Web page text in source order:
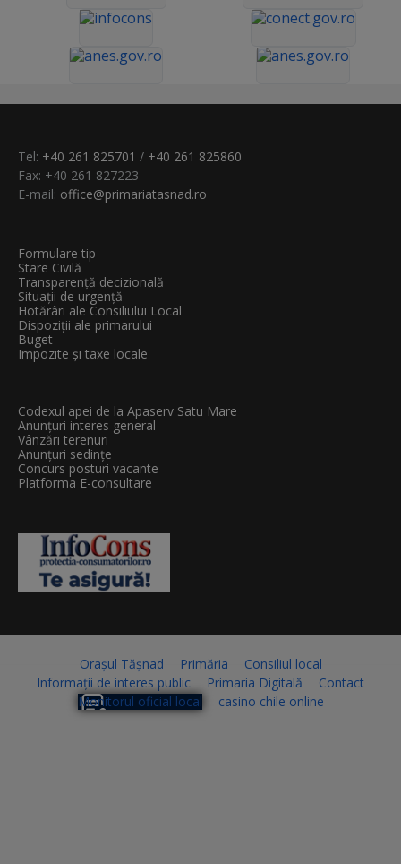
Tel: +40 261 825701 / +40 261 825860
Fax: +40 261 827223
E-mail: office@primariatasnad.ro
Formulare tip
Stare Civilă
Transparenţă decizională
Situații de urgență
Hotărâri ale Consiliului Local
Dispoziții ale primarului
Buget
Impozite și taxe locale
Codexul apei de la Apaserv Satu Mare
Anunțuri interes general
Vânzări terenuri
Anunțuri sedințe
Concurs posturi vacante
Platforma E-consultare
Orașul Tășnad Primăria
Consiliul local
Informații de interes public
Primaria Digitală
Contact
Monitorul oficial local
casino chile online